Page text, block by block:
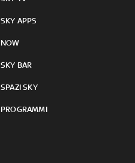
SKY APPS
NOW
SKY BAR
SPAZI SKY
PROGRAMMI